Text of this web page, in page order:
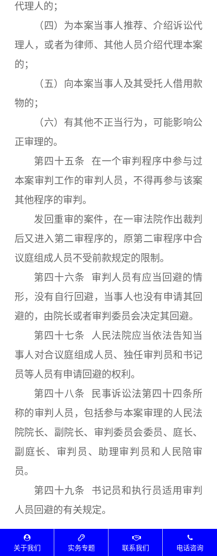
代理人的；
（四）为本案当事人推荐、介绍诉讼代
理人，或者为律师、其他人员介绍代理本案
的；
（五）向本案当事人及其受托人借用款
物的；
（六）有其他不正当行为，可能影响公
正审理的。
第四十五条 在一个审判程序中参与过
本案审判工作的审判人员，不得再参与该案
其他程序的审判。
发回重审的案件，在一审法院作出裁判
后又进入第二审程序的，原第二审程序中合
议庭组成人员不受前款规定的限制。
第四十六条 审判人员有应当回避的情
形，没有自行回避，当事人也没有申请其回
避的，由院长或者审判委员会决定其回避。
第四十七条 人民法院应当依法告知当
事人对合议庭组成人员、独任审判员和书记
员等人员有申请回避的权利。
第四十八条 民事诉讼法第四十四条所
称的审判人员，包括参与本案审理的人民法
院院长、副院长、审判委员会委员、庭长、
副庭长、审判员、助理审判员和人民陪审
员。
第四十九条 书记员和执行员适用审判
人员回避的有关规定。
三、诉讼参加人
关于我们 实务专题 联系我们 电话咨询